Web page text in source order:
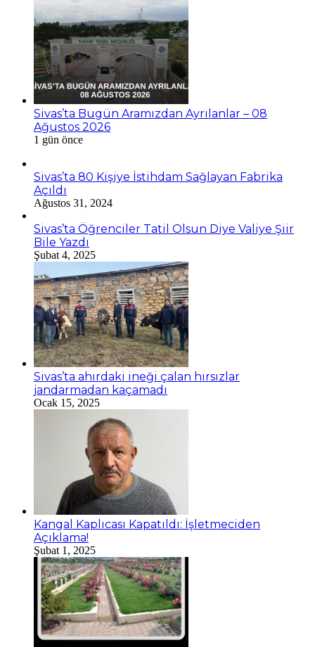
Sivas’ta Bugün Aramızdan Ayrılanlar – 08
Ağustos 2026
1 gün önce
Sivas’ta 80 Kişiye İstihdam Sağlayan Fabrika
Açıldı
Ağustos 31, 2024
Sivas’ta Öğrenciler Tatil Olsun Diye Valiye Şiir
Bile Yazdı
Şubat 4, 2025
Sivas’ta ahırdaki ineği çalan hırsızlar
jandarmadan kaçamadı
Ocak 15, 2025
Kangal Kaplıcası Kapatıldı: İşletmeciden
Açıklama!
Şubat 1, 2025